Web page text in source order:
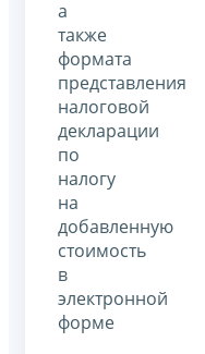
а
также
формата
представления
налоговой
декларации
по
налогу
на
добавленную
стоимость
в
электронной
форме